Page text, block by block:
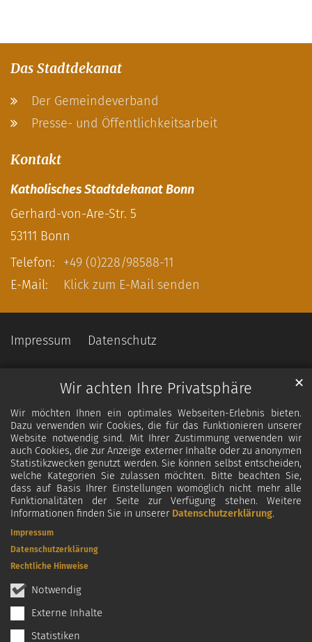
Wir achten Ihre Privatsphäre
Wir möchten Ihnen ein optimales Webseiten-Erlebnis bieten.
Dazu verwenden wir Cookies, die für das Funktionieren unserer
Website notwendig sind. Mit Ihrer Zustimmung verwenden wir
auch Cookies, die zur Anzeige externer Inhalte oder zu anonymen
Statistikzwecken genutzt werden. Sie können selbst entscheiden,
welche Kategorien Sie zulassen möchten. Bitte beachten Sie,
dass auf Basis Ihrer Einstellungen womöglich nicht mehr alle
Funktionalitäten der Seite zur Verfügung stehen. Weitere
Informationen finden Sie in unserer Datenschutzerklärung.
Notwendig
Externe Inhalte
Statistiken
✕
Impressum
Datenschutzerklärung
Rechtliche Hinweise
Das Stadtdekanat
Der Gemeindeverband
Presse- und Öffentlichkeitsarbeit
Kontakt
Katholisches Stadtdekanat Bonn
Gerhard-von-Are-Str. 5
53111 Bonn
Telefon:
+49 (0)228/98588-11
E-Mail:
Klick zum E-Mail senden
Impressum Datenschutz